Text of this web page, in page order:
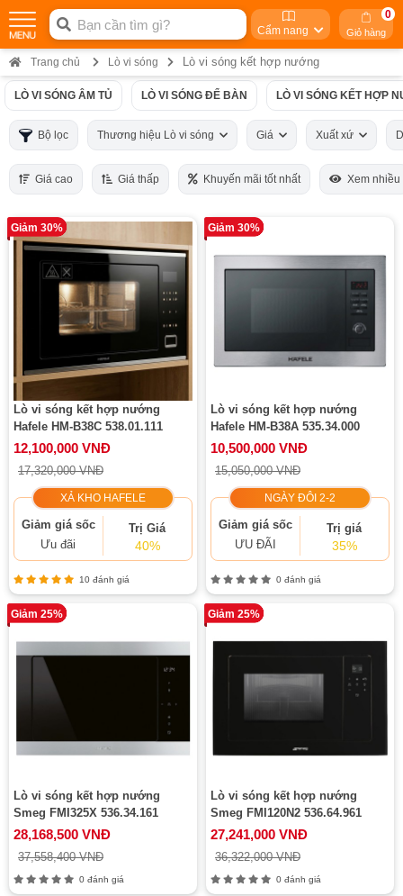
Cẩm nang Giỏ hàng
0
Trang chủ Lò vi sóng Lò vi sóng kết hợp nướng
LÒ VI SÓNG ÂM TỦ LÒ VI SÓNG ĐỂ BÀN LÒ VI SÓNG KẾT HỢP
Bộ lọc Thương hiệu Lò vi sóng Giá Xuất xứ
Giá cao Giá thấp Khuyến mãi tốt nhất Xem nhiều
Giảm 30%
Lò vi sóng kết hợp nướng
Hafele HM-B38C 538.01.111
12,100,000 VNĐ
17,320,000 VNĐ
XẢ KHO HAFELE
Giảm giá sốc
Ưu đãi
Trị Giá
40%
10 đánh giá
Giảm 30%
Lò vi sóng kết hợp nướng
Hafele HM-B38A 535.34.000
10,500,000 VNĐ
15,050,000 VNĐ
NGÀY ĐÔI 2-2
Giảm giá sốc
ƯU ĐÃI
Trị giá
35%
0 đánh giá
Giảm 25%
Lò vi sóng kết hợp nướng
Smeg FMI325X 536.34.161
28,168,500 VNĐ
37,558,400 VNĐ
0 đánh giá
Giảm 25%
Lò vi sóng kết hợp nướng
Smeg FMI120N2 536.64.961
27,241,000 VNĐ
36,322,000 VNĐ
0 đánh giá